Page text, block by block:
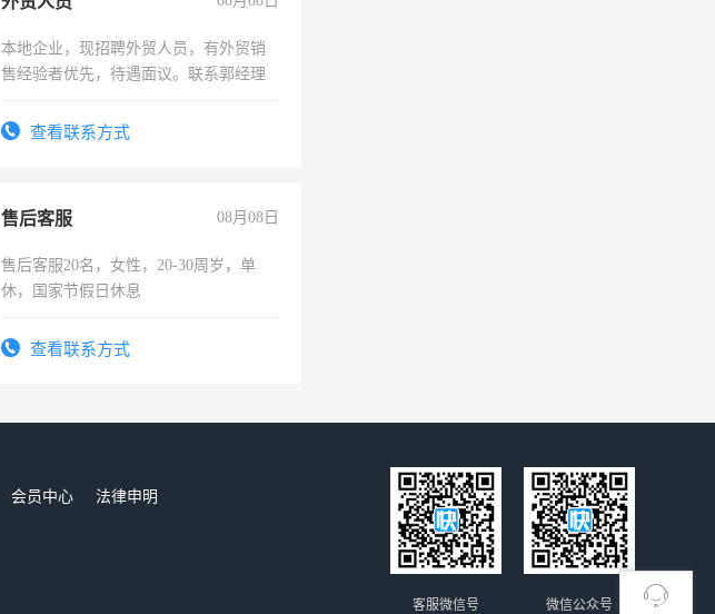
本地企业，现招聘外贸人员，有外贸销
售经验者优先，待遇面议。联系郭经理
查看联系方式
售后客服 08月08日
售后客服20名，女性，20-30周岁，单
休，国家节假日休息
查看联系方式
会员中心
法律申明
微信公众号
客服微信号